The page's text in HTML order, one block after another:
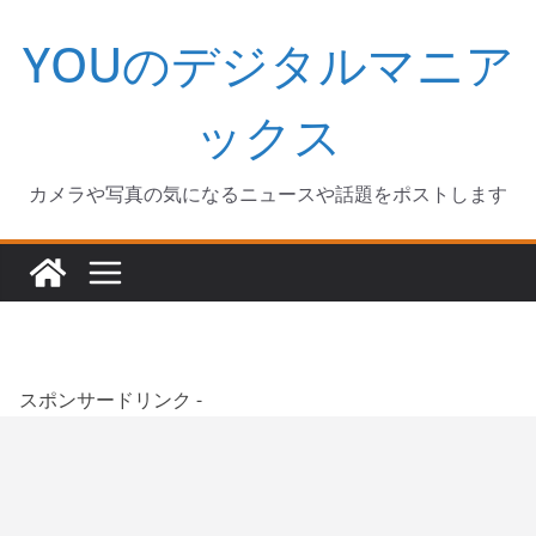
キ
YOUのデジタルマニア
ックス
カメラや写真の気になるニュースや話題をポストします
スポンサードリンク -